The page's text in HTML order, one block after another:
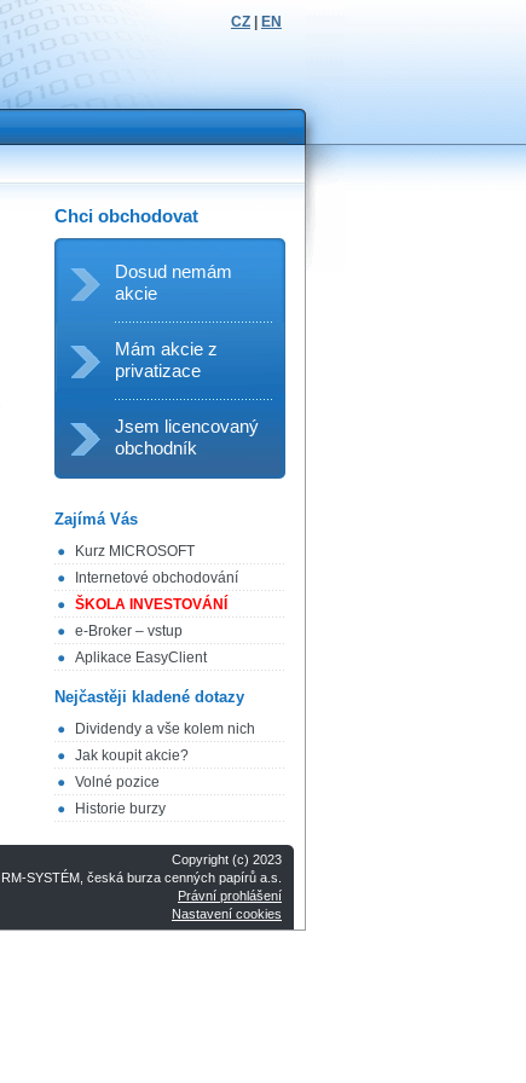
CZ EN
Chci obchodovat
Dosud nemám
akcie
Mám akcie z
privatizace
Jsem licencovaný
obchodník
Zajímá Vás
Kurz MICROSOFT
Internetové obchodování
ŠKOLA INVESTOVÁNÍ
e-Broker – vstup
Aplikace EasyClient
Nejčastěji kladené dotazy
Dividendy a vše kolem nich
Jak koupit akcie?
Volné pozice
Historie burzy
Copyright (c) 2023
RM-SYSTÉM, česká burza cenných papírů a.s.
Právní prohlášení
Nastavení cookies